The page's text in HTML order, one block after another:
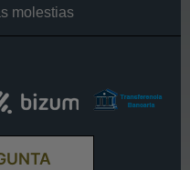
molestias